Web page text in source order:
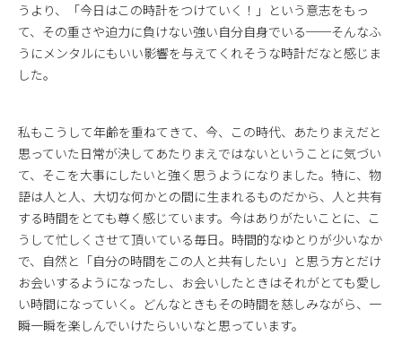
うより、「今日はこの時計をつけていく！」という意志をもっ
て、その重さや迫力に負けない強い自分自身でいる──そんなふ
うにメンタルにもいい影響を与えてくれそうな時計だなと感じま
した。
私もこうして年齢を重ねてきて、今、この時代、あたりまえだと
思っていた日常が決してあたりまえではないということに気づい
て、そこを大事にしたいと強く思うようになりました。特に、物
語は人と人、大切な何かとの間に生まれるものだから、人と共有
する時間をとても尊く感じています。今はありがたいことに、こ
うして忙しくさせて頂いている毎日。時間的なゆとりが少いなか
で、自然と「自分の時間をこの人と共有したい」と思う方とだけ
お会いするようになったし、お会いしたときはそれがとても愛し
い時間になっていく。どんなときもその時間を慈しみながら、一
瞬一瞬を楽しんでいけたらいいなと思っています。